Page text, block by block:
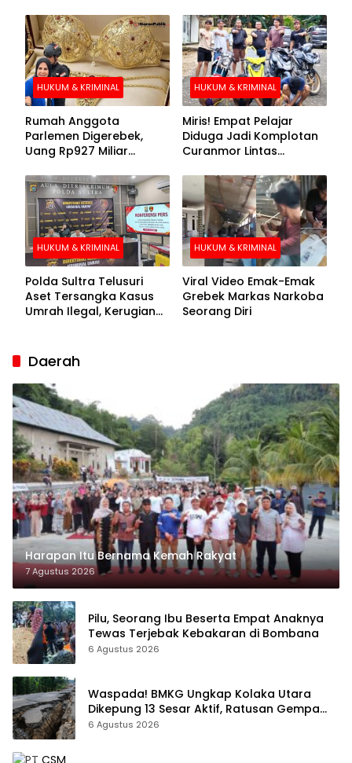
Buronan Segera
Menyerahkan Diri
HUKUM & KRIMINAL
Rumah Anggota
Parlemen Digerebek,
Uang Rp927 Miliar
HUKUM & KRIMINAL
Miris! Empat Pelajar
Diduga Jadi Komplotan
Curanmor Lintas
HUKUM & KRIMINAL
Polda Sultra Telusuri
Aset Tersangka Kasus
Umrah Ilegal, Kerugian
HUKUM & KRIMINAL
Viral Video Emak-Emak
Grebek Markas Narkoba
Seorang Diri
Daerah
Harapan Itu Bernama Kemah Rakyat
7 Agustus 2026
Pilu, Seorang Ibu Beserta Empat Anaknya
Tewas Terjebak Kebakaran di Bombana
6 Agustus 2026
Waspada! BMKG Ungkap Kolaka Utara
Dikepung 13 Sesar Aktif, Ratusan Gempa
Sudah Terekam
6 Agustus 2026